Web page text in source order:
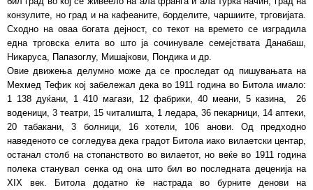
конзулите, но град и на кафеаните, борделите, чаршиите, трговијата.
Сходно на оваа богата дејност, со текот на времето се изградила
една трговска елита во што ја сочинувале семејствата Данабаш,
Никаруса, Папазоглу, Мишајкови, Пондика и др.
Овие движења делумно може да се проследат од пишувањата на
Мехмед Тефик кој забележал дека во 1911 година во Битола имало:
1 138 дуќани, 1 410 магази, 12 фабрики, 40 меани, 5 казина, 26
воденици, 3 театри, 15 читалишта, 1 ледара, 36 пекарници, 14 аптеки,
20 табакани, 3 болници, 16 хотели, 106 анови. Од предходно
наведеното се согледува дека градот Битола иако вилаетски центар,
останал столб на стопанството во вилаетот, но веќе во 1911 година
полека станувал сенка од она што бил во последната деценија на
XIX век. Битола додатно ќе настрада во бурните денови на